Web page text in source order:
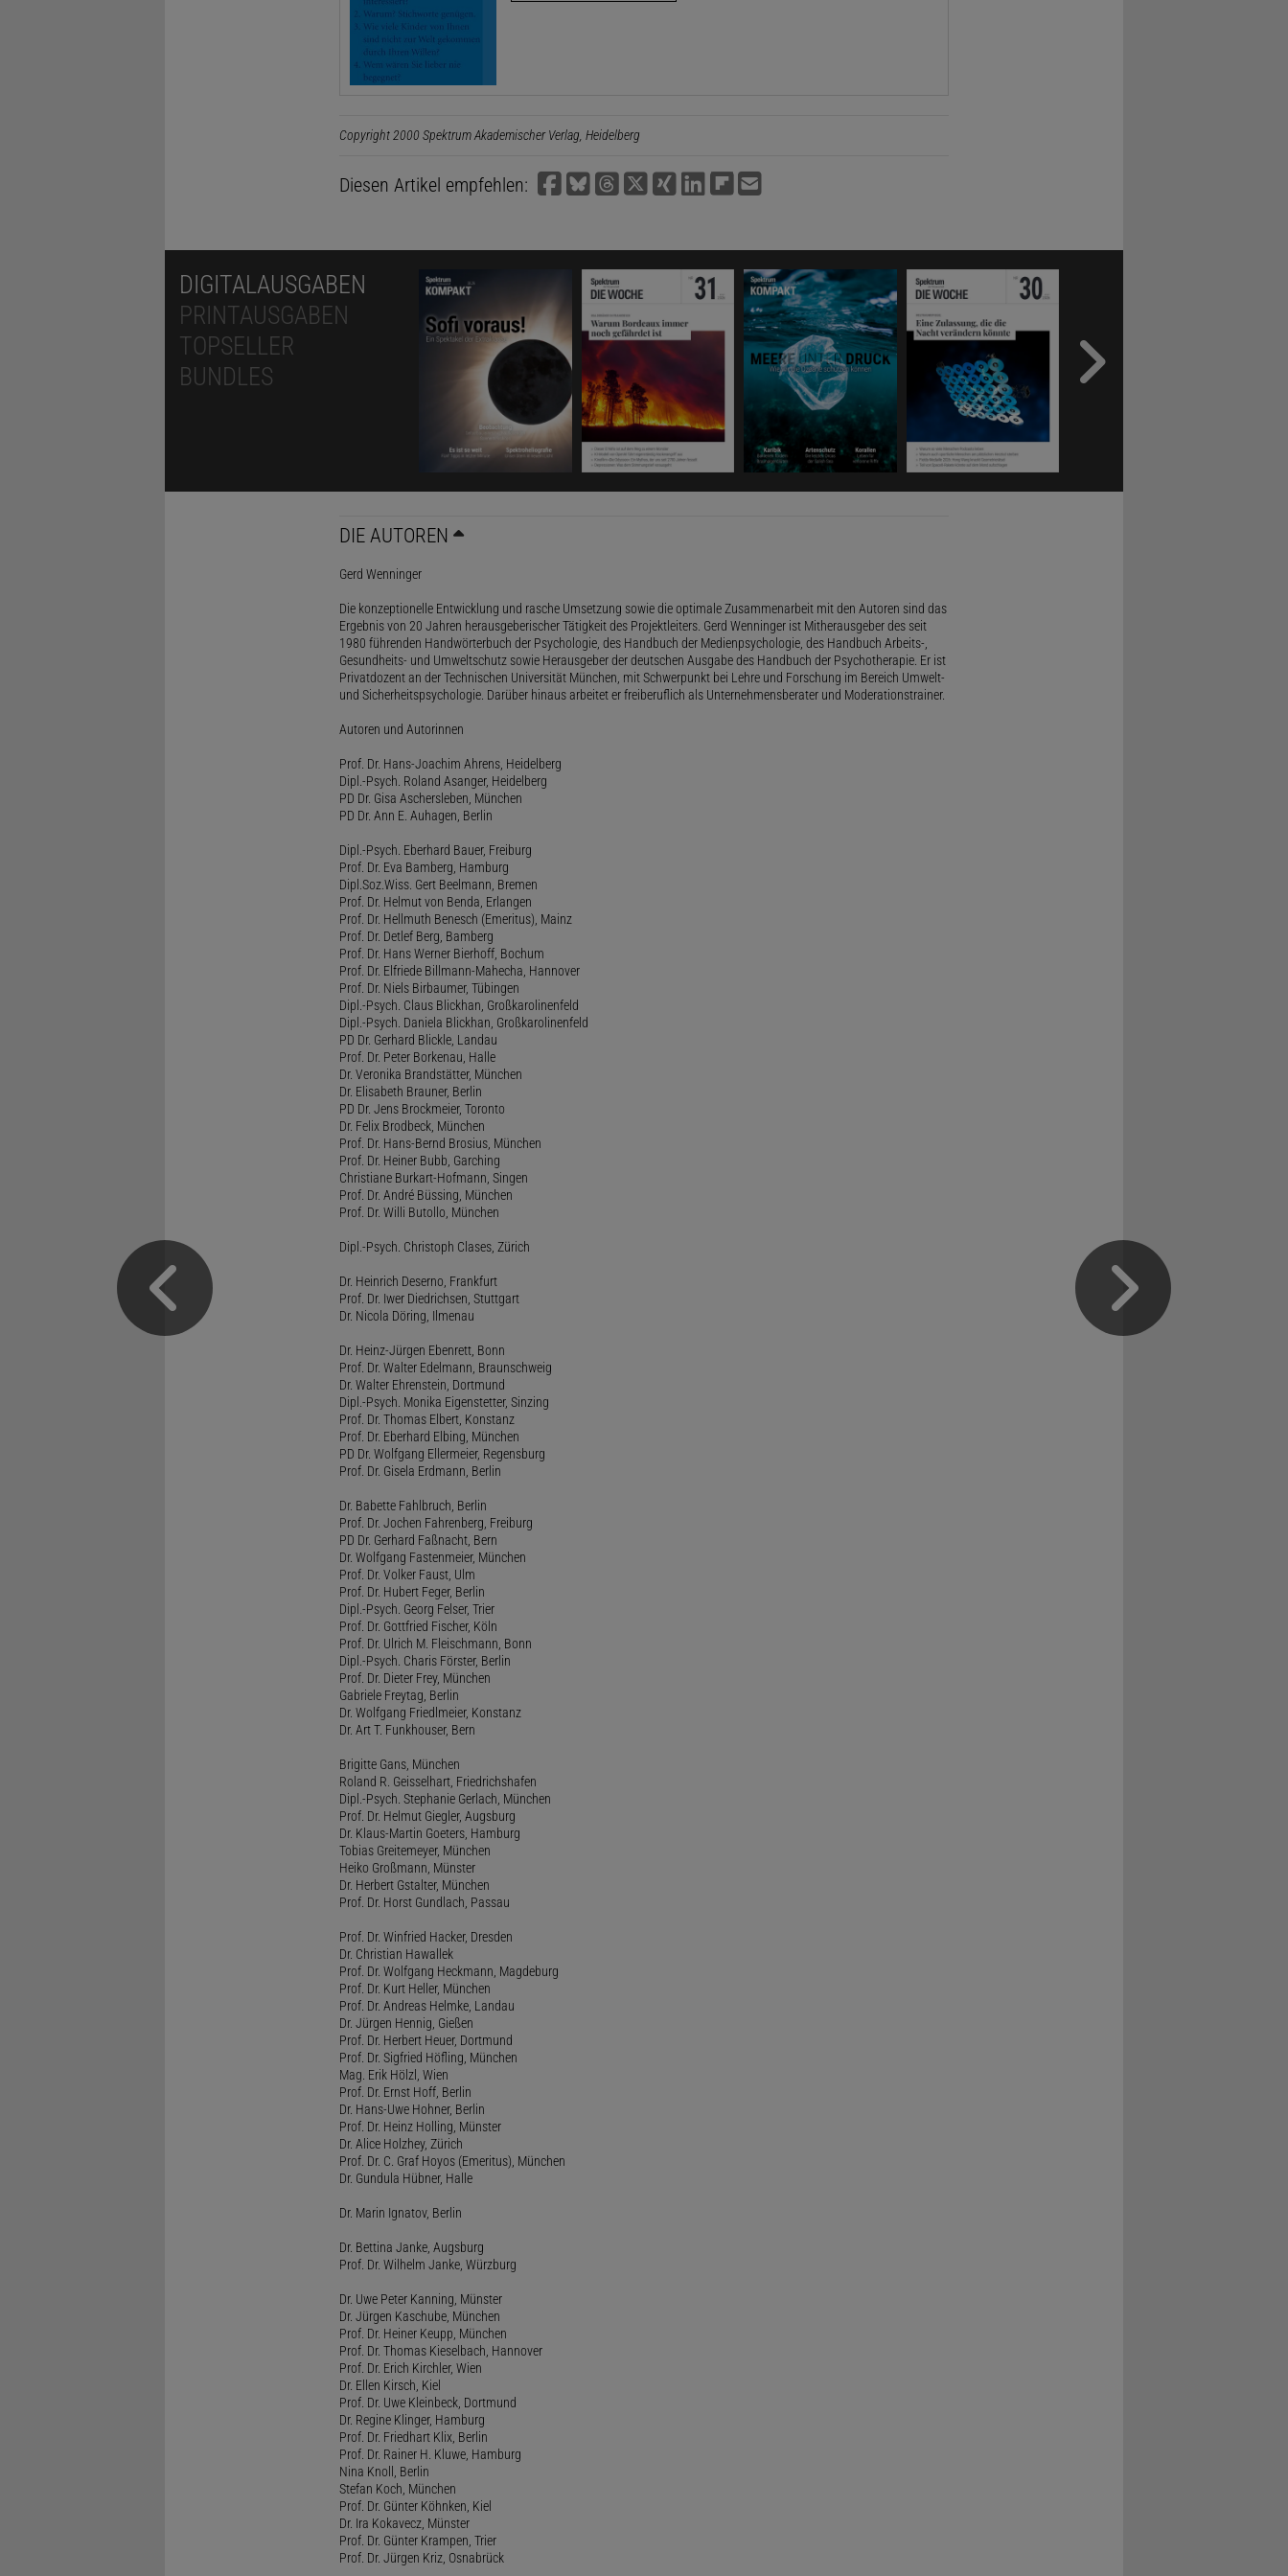
Copyright 2000 Spektrum Akademischer Verlag, Heidelberg
Diesen Artikel empfehlen:
DIGITALAUSGABEN
PRINTAUSGABEN
TOPSELLER
BUNDLES
DIE AUTOREN
Gerd Wenninger
Die konzeptionelle Entwicklung und rasche Umsetzung sowie die optimale Zusammenarbeit mit den Autoren sind das
Ergebnis von 20 Jahren herausgeberischer Tätigkeit des Projektleiters. Gerd Wenninger ist Mitherausgeber des seit
1980 führenden Handwörterbuch der Psychologie, des Handbuch der Medienpsychologie, des Handbuch Arbeits-,
Gesundheits- und Umweltschutz sowie Herausgeber der deutschen Ausgabe des Handbuch der Psychotherapie. Er ist
Privatdozent an der Technischen Universität München, mit Schwerpunkt bei Lehre und Forschung im Bereich Umwelt-
und Sicherheitspsychologie. Darüber hinaus arbeitet er freiberuflich als Unternehmensberater und Moderationstrainer.
Autoren und Autorinnen
Prof. Dr. Hans-Joachim Ahrens, Heidelberg
Dipl.-Psych. Roland Asanger, Heidelberg
PD Dr. Gisa Aschersleben, München
PD Dr. Ann E. Auhagen, Berlin
Dipl.-Psych. Eberhard Bauer, Freiburg
Prof. Dr. Eva Bamberg, Hamburg
Dipl.Soz.Wiss. Gert Beelmann, Bremen
Prof. Dr. Helmut von Benda, Erlangen
Prof. Dr. Hellmuth Benesch (Emeritus), Mainz
Prof. Dr. Detlef Berg, Bamberg
Prof. Dr. Hans Werner Bierhoff, Bochum
Prof. Dr. Elfriede Billmann-Mahecha, Hannover
Prof. Dr. Niels Birbaumer, Tübingen
Dipl.-Psych. Claus Blickhan, Großkarolinenfeld
Dipl.-Psych. Daniela Blickhan, Großkarolinenfeld
PD Dr. Gerhard Blickle, Landau
Prof. Dr. Peter Borkenau, Halle
Dr. Veronika Brandstätter, München
Dr. Elisabeth Brauner, Berlin
PD Dr. Jens Brockmeier, Toronto
Dr. Felix Brodbeck, München
Prof. Dr. Hans-Bernd Brosius, München
Prof. Dr. Heiner Bubb, Garching
Christiane Burkart-Hofmann, Singen
Prof. Dr. André Büssing, München
Prof. Dr. Willi Butollo, München
Dipl.-Psych. Christoph Clases, Zürich
Dr. Heinrich Deserno, Frankfurt
Prof. Dr. Iwer Diedrichsen, Stuttgart
Dr. Nicola Döring, Ilmenau
Dr. Heinz-Jürgen Ebenrett, Bonn
Prof. Dr. Walter Edelmann, Braunschweig
Dr. Walter Ehrenstein, Dortmund
Dipl.-Psych. Monika Eigenstetter, Sinzing
Prof. Dr. Thomas Elbert, Konstanz
Prof. Dr. Eberhard Elbing, München
PD Dr. Wolfgang Ellermeier, Regensburg
Prof. Dr. Gisela Erdmann, Berlin
Dr. Babette Fahlbruch, Berlin
Prof. Dr. Jochen Fahrenberg, Freiburg
PD Dr. Gerhard Faßnacht, Bern
Dr. Wolfgang Fastenmeier, München
Prof. Dr. Volker Faust, Ulm
Prof. Dr. Hubert Feger, Berlin
Dipl.-Psych. Georg Felser, Trier
Prof. Dr. Gottfried Fischer, Köln
Prof. Dr. Ulrich M. Fleischmann, Bonn
Dipl.-Psych. Charis Förster, Berlin
Prof. Dr. Dieter Frey, München
Gabriele Freytag, Berlin
Dr. Wolfgang Friedlmeier, Konstanz
Dr. Art T. Funkhouser, Bern
Brigitte Gans, München
Roland R. Geisselhart, Friedrichshafen
Dipl.-Psych. Stephanie Gerlach, München
Prof. Dr. Helmut Giegler, Augsburg
Dr. Klaus-Martin Goeters, Hamburg
Tobias Greitemeyer, München
Heiko Großmann, Münster
Dr. Herbert Gstalter, München
Prof. Dr. Horst Gundlach, Passau
Prof. Dr. Winfried Hacker, Dresden
Dr. Christian Hawallek
Prof. Dr. Wolfgang Heckmann, Magdeburg
Prof. Dr. Kurt Heller, München
Prof. Dr. Andreas Helmke, Landau
Dr. Jürgen Hennig, Gießen
Prof. Dr. Herbert Heuer, Dortmund
Prof. Dr. Sigfried Höfling, München
Mag. Erik Hölzl, Wien
Prof. Dr. Ernst Hoff, Berlin
Dr. Hans-Uwe Hohner, Berlin
Prof. Dr. Heinz Holling, Münster
Dr. Alice Holzhey, Zürich
Prof. Dr. C. Graf Hoyos (Emeritus), München
Dr. Gundula Hübner, Halle
Dr. Marin Ignatov, Berlin
Dr. Bettina Janke, Augsburg
Prof. Dr. Wilhelm Janke, Würzburg
Dr. Uwe Peter Kanning, Münster
Dr. Jürgen Kaschube, München
Prof. Dr. Heiner Keupp, München
Prof. Dr. Thomas Kieselbach, Hannover
Prof. Dr. Erich Kirchler, Wien
Dr. Ellen Kirsch, Kiel
Prof. Dr. Uwe Kleinbeck, Dortmund
Dr. Regine Klinger, Hamburg
Prof. Dr. Friedhart Klix, Berlin
Prof. Dr. Rainer H. Kluwe, Hamburg
Nina Knoll, Berlin
Stefan Koch, München
Prof. Dr. Günter Köhnken, Kiel
Dr. Ira Kokavecz, Münster
Prof. Dr. Günter Krampen, Trier
Prof. Dr. Jürgen Kriz, Osnabrück